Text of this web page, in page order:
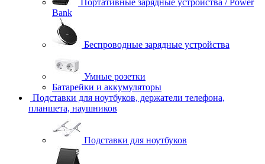
Портативные зарядные устройства / Power
Bank
Беспроводные зарядные устройства
Умные розетки
Батарейки и аккумуляторы
Подставки для ноутбуков, держатели телефона,
планшета, наушников
Подставки для ноутбуков